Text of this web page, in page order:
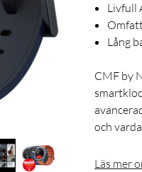
Livfull
Lång
CMF by
och
Läs mer